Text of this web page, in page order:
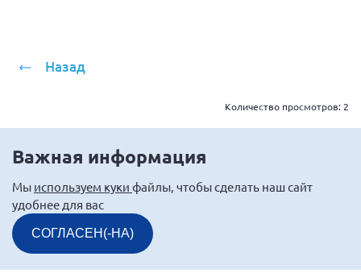
Свердловская область
Сахалинская область
Томская область
Тульская область
Ульяновская область
Челябинская область
Назад
Количество просмотров: 2
Важная информация
Мы используем куки файлы, чтобы сделать наш сайт
удобнее для вас
СОГЛАСЕН(-НА)